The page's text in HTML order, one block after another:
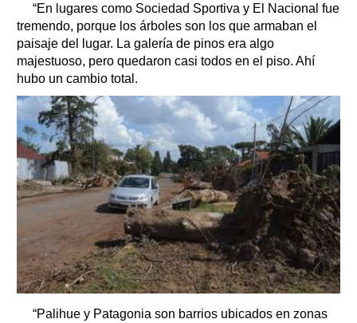
“En lugares como Sociedad Sportiva y El Nacional fue
tremendo, porque los árboles son los que armaban el
paisaje del lugar. La galería de pinos era algo
majestuoso, pero quedaron casi todos en el piso. Ahí
hubo un cambio total.
“Palihue y Patagonia son barrios ubicados en zonas